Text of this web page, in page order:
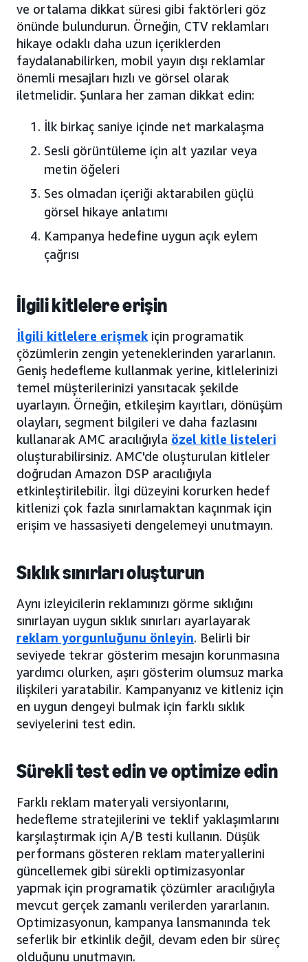
ve ortalama dikkat süresi gibi faktörleri göz
önünde bulundurun. Örneğin, CTV reklamları
hikaye odaklı daha uzun içeriklerden
faydalanabilirken, mobil yayın dışı reklamlar
önemli mesajları hızlı ve görsel olarak
iletmelidir. Şunlara her zaman dikkat edin:
İlk birkaç saniye içinde net markalaşma
Sesli görüntüleme için alt yazılar veya
metin öğeleri
Ses olmadan içeriği aktarabilen güçlü
görsel hikaye anlatımı
Kampanya hedefine uygun açık eylem
çağrısı
İlgili kitlelere erişin
İlgili kitlelere erişmek için programatik
çözümlerin zengin yeteneklerinden yararlanın.
Geniş hedefleme kullanmak yerine, kitlelerinizi
temel müşterilerinizi yansıtacak şekilde
uyarlayın. Örneğin, etkileşim kayıtları, dönüşüm
olayları, segment bilgileri ve daha fazlasını
kullanarak AMC aracılığıyla özel kitle listeleri
oluşturabilirsiniz. AMC'de oluşturulan kitleler
doğrudan Amazon DSP aracılığıyla
etkinleştirilebilir. İlgi düzeyini korurken hedef
kitlenizi çok fazla sınırlamaktan kaçınmak için
erişim ve hassasiyeti dengelemeyi unutmayın.
Sıklık sınırları oluşturun
Aynı izleyicilerin reklamınızı görme sıklığını
sınırlayan uygun sıklık sınırları ayarlayarak
reklam yorgunluğunu önleyin. Belirli bir
seviyede tekrar gösterim mesajın korunmasına
yardımcı olurken, aşırı gösterim olumsuz marka
ilişkileri yaratabilir. Kampanyanız ve kitleniz için
en uygun dengeyi bulmak için farklı sıklık
seviyelerini test edin.
Sürekli test edin ve optimize edin
Farklı reklam materyali versiyonlarını,
hedefleme stratejilerini ve teklif yaklaşımlarını
karşılaştırmak için A/B testi kullanın. Düşük
performans gösteren reklam materyallerini
güncellemek gibi sürekli optimizasyonlar
yapmak için programatik çözümler aracılığıyla
mevcut gerçek zamanlı verilerden yararlanın.
Optimizasyonun, kampanya lansmanında tek
seferlik bir etkinlik değil, devam eden bir süreç
olduğunu unutmayın.